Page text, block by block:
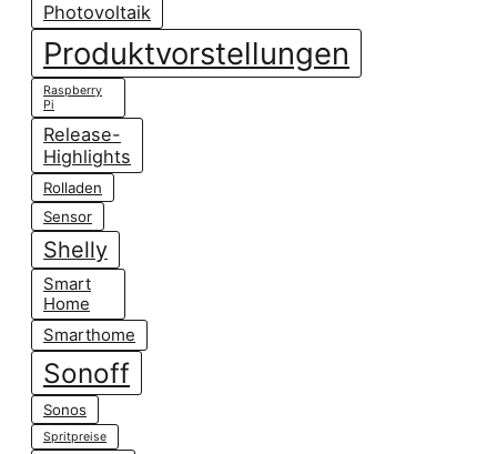
Photovoltaik
Produktvorstellungen
Raspberry
Pi
Release-
Highlights
Rolladen
Sensor
Shelly
Smart
Home
Smarthome
Sonoff
Sonos
Spritpreise